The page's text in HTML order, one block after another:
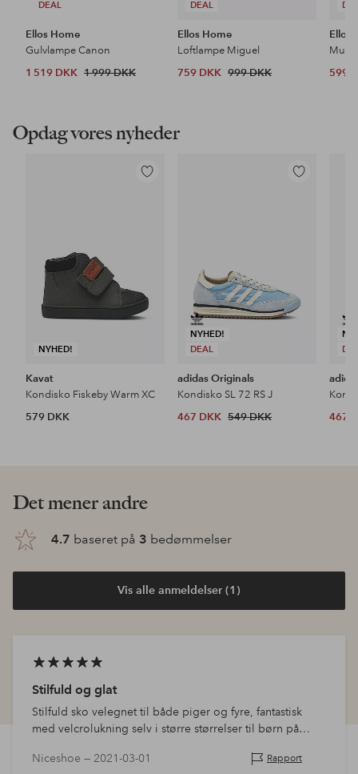
DEAL
Ellos Home
Gulvlampe Canon
1 519 DKK 1 999 DKK
DEAL
Ellos Home
Loftlampe Miguel
759 DKK 999 DKK
Ellos
599
Opdag vores nyheder
NYHED!
Tilføj
Kavat
Kondisko Fiskeby Warm XC
579 DKK
NYHED!
DEAL
Tilføj
adidas Originals
Kondisko SL 72 RS J
467 DKK 549 DKK
467
Det mener andre
4.7 baseret på 3 bedømmelser
Vis alle anmeldelser (1)
Stilfuld og glat
Stilfuld sko velegnet til både piger og fyre, fantastisk
med velcrolukning selv i større størrelser til børn på
Niceshoe — 2021-03-01 Rapport